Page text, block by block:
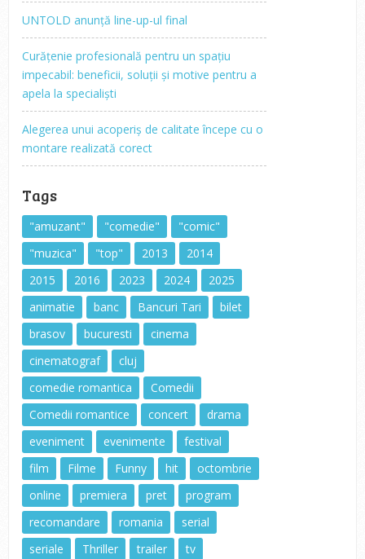
UNTOLD anunță line-up-ul final
Curățenie profesională pentru un spațiu
impecabil: beneficii, soluții și motive pentru a
apela la specialiști
Alegerea unui acoperiș de calitate începe cu o
montare realizată corect
Tags
"amuzant" "comedie"
"comic"
"muzica"
"top" 2013
2014
2015
2016 2023 2024
2025
animatie
banc Bancuri Tari
bilet
brasov
bucuresti
cinema
cinematograf
cluj
comedie romantica
Comedii
Comedii romantice
concert
drama
eveniment
evenimente
festival
film
Filme Funny hit
octombrie
online
premiera pret
program
recomandare
romania
serial
seriale
Thriller trailer tv